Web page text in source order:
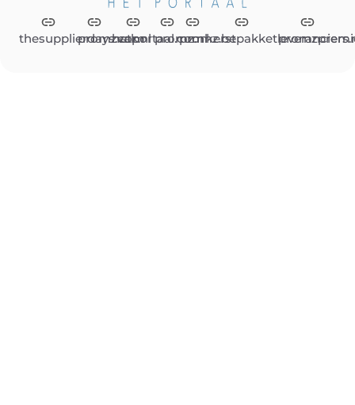
thesupplierdays.com
promzvak.nl
hetportaal.com
promz.nl
promz.be